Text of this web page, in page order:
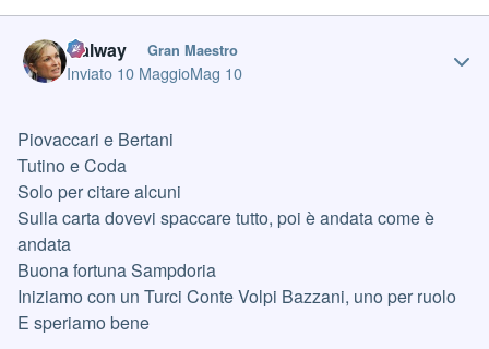
Galway Gran Maestro
Inviato 10 MaggioMag 10
Piovaccari e Bertani
Tutino e Coda
Solo per citare alcuni
Sulla carta dovevi spaccare tutto, poi è andata come è
andata
Buona fortuna Sampdoria
Iniziamo con un Turci Conte Volpi Bazzani, uno per ruolo
E speriamo bene